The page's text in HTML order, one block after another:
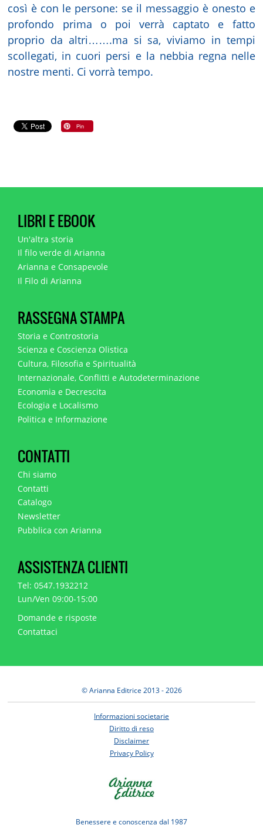
così è con le persone: se il messaggio è onesto e
profondo prima o poi verrà captato e fatto
proprio da altri…….ma si sa, viviamo in tempi
scollegati, in cuori persi e la nebbia regna nelle
nostre menti. Ci vorrà tempo.
LIBRI E EBOOK
Un'altra storia
Il filo verde di Arianna
Arianna e Consapevole
Il Filo di Arianna
RASSEGNA STAMPA
Storia e Controstoria
Scienza e Coscienza Olistica
Cultura, Filosofia e Spiritualità
Internazionale, Conflitti e Autodeterminazione
Economia e Decrescita
Ecologia e Localismo
Politica e Informazione
CONTATTI
Chi siamo
Contatti
Catalogo
Newsletter
Pubblica con Arianna
ASSISTENZA CLIENTI
Tel: 0547.1932212
Lun/Ven 09:00-15:00
Domande e risposte
Contattaci
© Arianna Editrice 2013 - 2026
Informazioni societarie
Diritto di reso
Disclaimer
Privacy Policy
Benessere e conoscenza dal 1987